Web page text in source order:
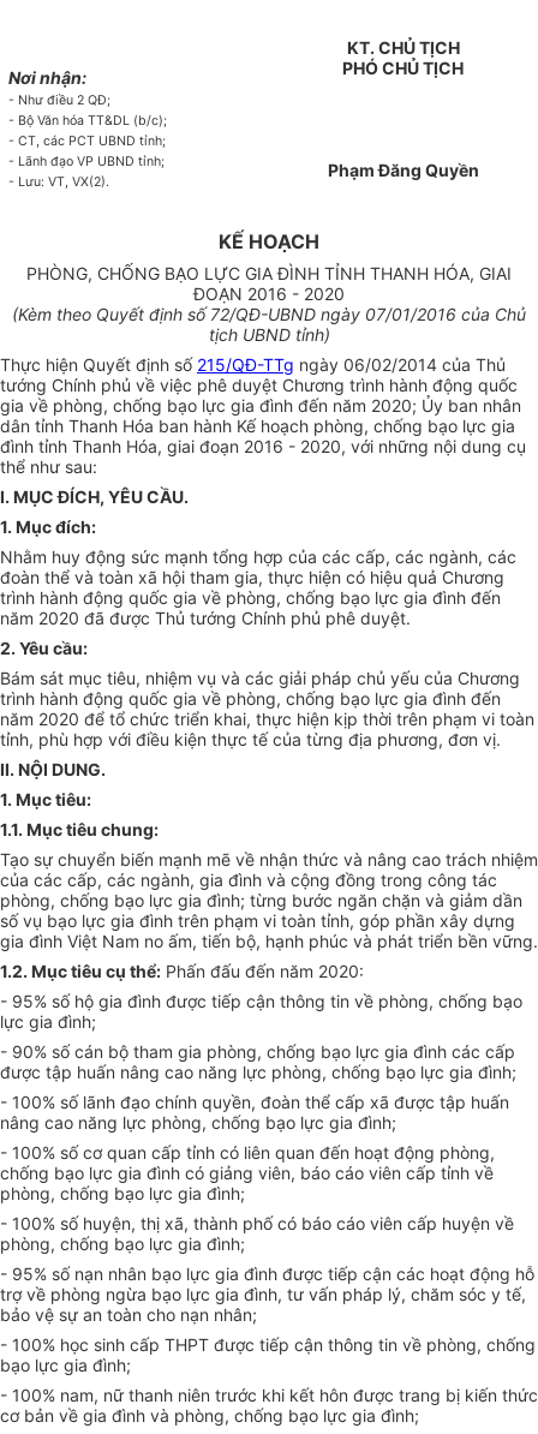
Nơi nhận:
- Như điều 2 QĐ;
- Bộ Văn hóaTT&DL (b/c);
- CT, các PCT UBND tỉnh;
- Lãnh đạo VP UBND tỉnh;
- Lưu: VT, VX(2).
KT. CHỦ TỊCH
PHÓCHỦ TỊCH
Phạm Đăng Quyền
KẾ HOẠCH
PHÒNG, CHỐNG BẠO LỰC GIA ĐÌNH TỈNH THANH HÓA, GIAI
ĐOẠN 2016 - 2020
(Kèm theo Quyết định số72/QĐ-UBND ngày 07/01/2016 của Chủ
tịch UBND tỉnh)
Thực hiện Quyết định số 215/QĐ-TTg ngày 06/02/2014 của Thủ
tướng Chính phủ về việc phê duyệt Chương trình hành động quốc
gia về phòng, chống bạo lực gia đình đến năm 2020; Ủy ban nhân
dân tỉnh Thanh Hóa ban hành Kế hoạch phòng, chống bạo lực gia
đình tỉnh Thanh Hóa, giai đoạn 2016 - 2020, với những nội dung cụ
thể như sau:
I. MỤC ĐÍCH, YÊU CẦU.
1. Mục đích:
Nhằm huy động sức mạnh tổng hợp của các cấp, các ngành, các
đoàn thể và toàn xã hội tham gia, thực hiện có hiệu quả Chương
trình hành động quốc gia về phòng, chống bạo lực gia đình đến
năm 2020 đã được Thủ tướng Chính phủ phê duyệt.
2. Yêu cầu:
Bám sát mục tiêu, nhiệm vụ và các giải pháp chủ yếu của Chương
trình hành động quốc gia về phòng, chống bạo lực gia đình đến
năm 2020 để tổ chức triển khai, thực hiện kịp thời trên phạm vi toàn
tỉnh, phù hợp với điều kiện thực tế của từng địa phương, đơn vị.
II. NỘI DUNG.
1. Mục tiêu:
1.1. Mục tiêu chung:
Tạo sự chuyển biến mạnh mẽ về nhận thức và nâng cao trách nhiệm
của các cấp, các ngành, gia đình và cộng đồng trong công tác
phòng, chống bạo lực gia đình; từng bước ngăn chặn và giảm dần
số vụ bạo lực gia đình trên phạm vi toàn tỉnh, góp phần xây dựng
gia đình Việt Nam no ấm, tiến bộ, hạnh phúc và phát triển bền vững.
1.2. Mụctiêu cụ thể: Phấn đấu đến năm 2020:
- 95% số hộ gia đình được tiếp cận thông tin về phòng, chống bạo
lực gia đình;
- 90% số cán bộ tham gia phòng, chống bạo lực gia đình các cấp
được tập huấn nâng cao năng lực phòng, chống bạo lực gia đình;
- 100% số lãnh đạo chính quyền, đoàn thể cấp xã được tập huấn
nâng cao năng lực phòng, chống bạo lực gia đình;
- 100% số cơ quan cấp tỉnh có liên quan đến hoạt động phòng,
chống bạo lực gia đình có giảng viên, báo cáo viên cấp tỉnh về
phòng, chống bạo lực gia đình;
- 100% số huyện, thị xã, thành phố có báo cáo viên cấp huyện về
phòng, chống bạo lực gia đình;
- 95% số nạn nhân bạo lực gia đình được tiếp cận các hoạt động hỗ
trợ về phòng ngừa bạo lực gia đình, tư vấn pháp lý, chăm sóc y tế,
bảo vệ sự an toàn cho nạn nhân;
- 100% học sinh cấp THPT được tiếp cận thông tin về phòng, chống
bạo lực gia đình;
- 100% nam, nữ thanh niên trước khi kết hôn được trang bị kiến thức
cơ bản về gia đình và phòng, chống bạo lực gia đình;